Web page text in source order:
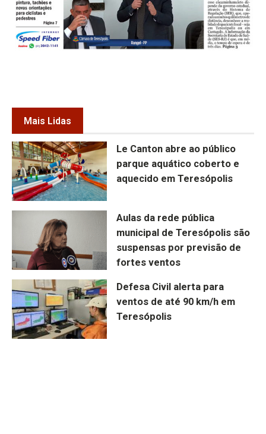
Mais Lidas
Le Canton abre ao público
parque aquático coberto e
aquecido em Teresópolis
Aulas da rede pública
municipal de Teresópolis são
suspensas por previsão de
fortes ventos
Defesa Civil alerta para
ventos de até 90 km/h em
Teresópolis